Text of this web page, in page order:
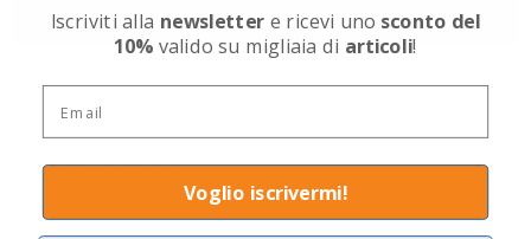
Esaurito
negozio
più vicino a te
Iscriviti alla newslettere ricevi uno sconto del
10% valido su migliaia di articoli!
Voglio iscrivermi!